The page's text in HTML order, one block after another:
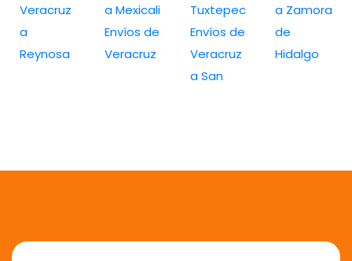
Veracruz
a
Reynosa
a Mexicali
Envíos de
Veracruz
Tuxtepec
Envíos de
Veracruz
a San
a Zamora
de
Hidalgo